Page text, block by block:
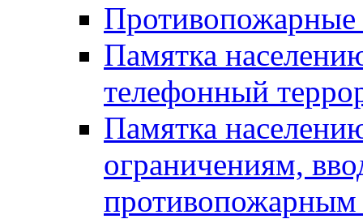
Противопожарные
Памятка
телефонный
Памятка
ограничениям,